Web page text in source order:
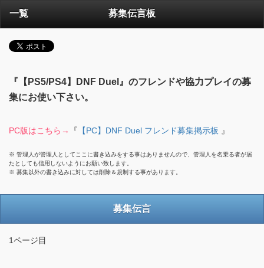
一覧 募集伝言板
『【PS5/PS4】DNF Duel』のフレンドや協力プレイの募
集にお使い下さい。
PC版はこちら→ 『 【PC】DNF Duel フレンド募集掲示板 』
※ 管理人が管理人としてここに書き込みをする事はありませんので、管理人を名乗る者が居
たとしても信用しないようにお願い致します。
※ 募集以外の書き込みに対しては削除＆規制する事があります。
募集伝言
1ページ目